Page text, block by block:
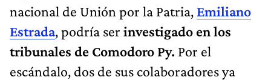
nacional de Unión por la Patria, Emiliano
Estrada, podría ser investigado en los
tribunales de Comodoro Py. Por el
escándalo, dos de sus colaboradores ya